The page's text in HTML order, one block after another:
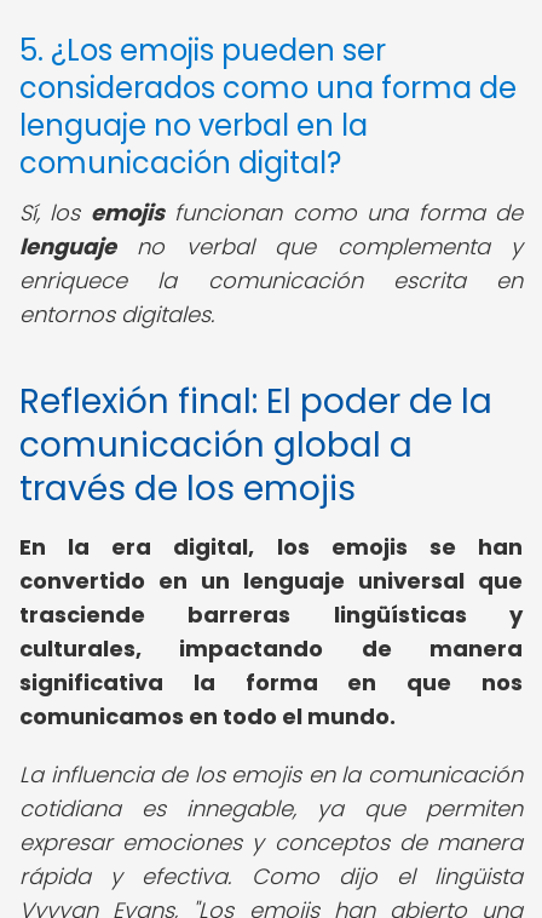
5. ¿Los emojis pueden ser
considerados como una forma de
lenguaje no verbal en la
comunicación digital?
Sí, los emojisfuncionan como una forma de
lenguajeno verbal que complementa y
enriquece la comunicación escrita en
entornos digitales.
Reflexión final: El poder de la
comunicación global a
través de los emojis
En la era digital, los emojis se han
convertido en un lenguaje universal que
trasciende barreras lingüísticas y
culturales, impactando de manera
significativa la forma en que nos
comunicamos en todo el mundo.
La influencia de los emojis en la comunicación
cotidiana es innegable, ya que permiten
expresar emociones y conceptos de manera
rápida y efectiva. Como dijo el lingüista
Vyvyan Evans, "Los emojis han abierto una